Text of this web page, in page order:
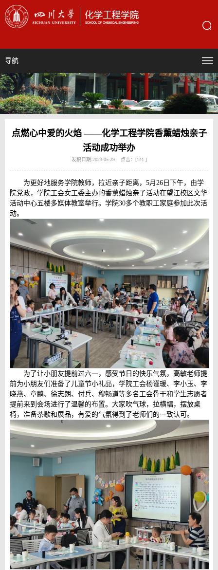
导航
点燃心中爱的火焰 ——化学工程学院香薰蜡烛亲子
活动成功举办
发稿日期:2023-05-29 点击：[141 ]
为更好地服务学院教师，拉近亲子距离，5月26日下午，由学
院党政，学院工会女工委主办的香薰蜡烛亲子活动在望江校区文华
活动中心五楼多媒体教室举行。学院30多个教职工家庭参加此次活
动。
为了让小朋友提前过六一，感受节日的快乐气氛，高敏老师提
前为小朋友们准备了儿童节小礼品，学院工会杨谨瑗、李小玉、李
晓燕、章鹏、徐志朗、付兵、穆畅道等多名工会骨干和学生志愿者
提前来到会场进行了温馨的布置。大家吹气球，拉横幅，摆放桌
椅，准备茶歇和展品，有爱的气氛得到了老师们的一致认可。